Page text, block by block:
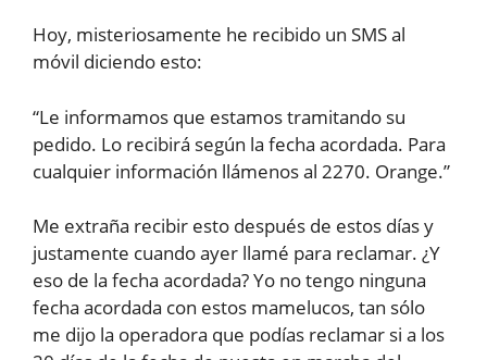
Hoy, misteriosamente he recibido un SMS al
móvil diciendo esto:
“Le informamos que estamos tramitando su
pedido. Lo recibirá según la fecha acordada. Para
cualquier información llámenos al 2270. Orange.”
Me extraña recibir esto después de estos días y
justamente cuando ayer llamé para reclamar. ¿Y
eso de la fecha acordada? Yo no tengo ninguna
fecha acordada con estos mamelucos, tan sólo
me dijo la operadora que podías reclamar si a los